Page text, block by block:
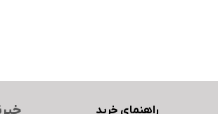
راهنمای خرید